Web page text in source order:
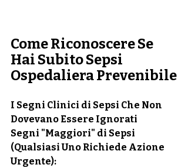
Come Riconoscere Se
Hai Subito Sepsi
Ospedaliera Prevenibile
I Segni Clinici di Sepsi Che Non
Dovevano Essere Ignorati
Segni "Maggiori" di Sepsi
(Qualsiasi Uno Richiede Azione
Urgente):